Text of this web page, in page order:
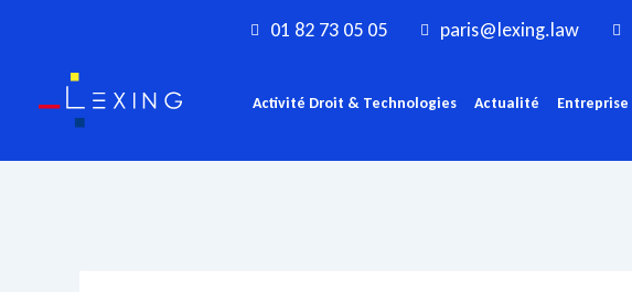
contenu
01 82 73 05 05 paris@lexing.law
Activité Droit & Technologies Actualité Entreprise